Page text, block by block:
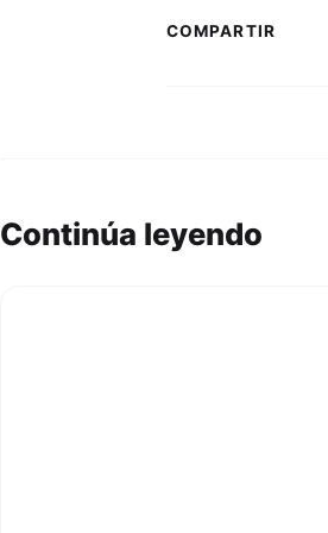
COMPARTIR
Continúa leyendo